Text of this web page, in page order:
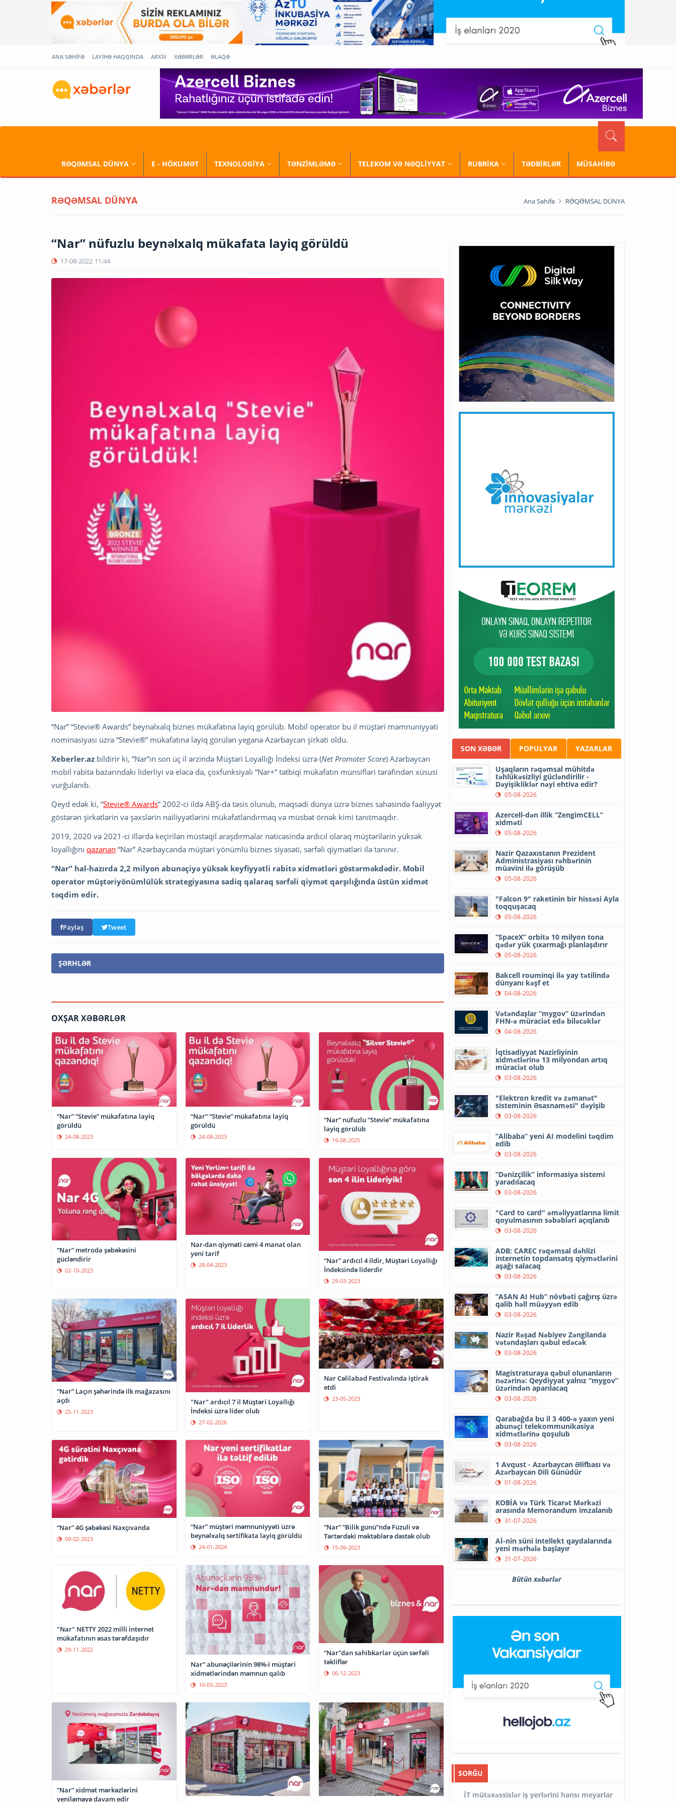
ANA SƏHİFƏ LAYİHƏ HAQQINDA ARXİV XƏBƏRLƏR ƏLAQƏ
RƏQƏMSAL DÜNYA E - HÖKUMƏT TEXNOLOGİYA TƏNZİMLƏMƏ TELEKOM VƏ NƏQLİYYAT RUBRİKA TƏDBİRLƏR MÜSAHİBƏ
RƏQƏMSAL DÜNYA Ana Səhifə RƏQƏMSAL DÜNYA
“Nar” nüfuzlu beynəlxalq mükafata layiq görüldü
17-08-2022 11:44
“Nar” “Stevie® Awards” beynəlxalq biznes mükafatına layiq görülüb. Mobil operator bu il müştəri məmnuniyyəti
nominasiyası üzrə “Stevie®” mükafatına layiq görülən yeganə Azərbaycan şirkəti oldu.
Xeberler.az bildirir ki, “Nar”ın son üç il ərzində Müştəri Loyallığı İndeksi üzrə (Net Promoter Score) Azərbaycan
mobil rabitə bazarındakı liderliyi və eləcə də, çoxfunksiyalı “Nar+” tətbiqi mükafatın münsifləri tərəfindən xüsusi
vurğulanıb.
Qeyd edək ki, “Stevie® Awards” 2002-ci ildə ABŞ-da təsis olunub, məqsədi dünya üzrə biznes sahəsində fəaliyyət
göstərən şirkətlərin və şəxslərin nailiyyətlərini mükafatlandırmaq və müsbət örnək kimi tanıtmaqdır.
2019, 2020 və 2021-ci illərdə keçirilən müstəqil araşdırmalar nəticəsində ardıcıl olaraq müştərilərin yüksək
loyallığını qazanan “Nar” Azərbaycanda müştəri yönümlü biznes siyasəti, sərfəli qiymətləri ilə tanınır.
“Nar” hal-hazırda 2,2 milyon abunəçiyə yüksək keyfiyyətli rabitə xidmətləri göstərməkdədir. Mobil
operator müştəriyönümlülük strategiyasına sadiq qalaraq sərfəli qiymət qarşılığında üstün xidmət
təqdim edir.
Paylaş Tweet
ŞƏRHLƏR
OXŞAR XƏBƏRLƏR
“Nar” “Stevie” mükafatına layiq
görüldü
24-08-2023
“Nar” “Stevie” mükafatına layiq
görüldü
24-08-2023
“Nar” nüfuzlu “Stevie” mükafatına
layiq görülüb
19-08-2025
“Nar” metroda şəbəkəsini
gücləndirir
02-10-2023
Nar-dan qiyməti cəmi 4 manat olan
yeni tarif
28-04-2023
“Nar” ardıcıl 4 ildir, Müştəri Loyallığı
İndeksində liderdir
29-03-2023
“Nar” Laçın şəhərində ilk mağazasını
açdı
25-11-2023
"Nar" ardıcıl 7 il Müştəri Loyallığı
İndeksi üzrə lider olub
27-02-2026
Nar Cəlilabad Festivalında iştirak
etdi
23-05-2023
“Nar” 4G şəbəkəsi Naxçıvanda
09-02-2023
“Nar” müştəri məmnuniyyəti üzrə
beynəlxalq sertifikata layiq görüldü
24-01-2024
“Nar” “Bilik günü”ndə Füzuli və
Tərtərdəki məktəblərə dəstək olub
15-09-2023
"Nar" NETTY 2022 milli internet
mükafatının əsas tərəfdaşıdır
29-11-2022
Nar” abunəçilərinin 98%-i müştəri
xidmətlərindən məmnun qalıb
10-03-2023
“Nar”dan sahibkarlar üçün sərfəli
təkliflər
06-12-2023
“Nar” xidmət mərkəzlərini
yeniləməyə davam edir
SON XƏBƏR POPULYAR YAZARLAR
Uşaqların rəqəmsal mühitdə
təhlükəsizliyi gücləndirilir -
Dəyişikliklər nəyi ehtiva edir?
05-08-2026
Azercell-dən illik “ZengimCELL”
xidməti
05-08-2026
Nazir Qazaxıstanın Prezident
Administrasiyası rəhbərinin
müavini ilə görüşüb
05-08-2026
"Falcon 9" raketinin bir hissəsi Ayla
toqquşacaq
05-08-2026
“SpaceX” orbitə 10 milyon tona
qədər yük çıxarmağı planlaşdırır
05-08-2026
Bakcell rouminqi ilə yay tətilində
dünyanı kəşf et
04-08-2026
Vətəndaşlar “mygov” üzərindən
FHN-ə müraciət edə biləcəklər
04-08-2026
İqtisadiyyat Nazirliyinin
xidmətlərinə 13 milyondan artıq
müraciət olub
03-08-2026
"Elektron kredit və zəmanət"
sisteminin Əsasnaməsi" dəyişib
03-08-2026
“Alibaba” yeni AI modelini təqdim
edib
03-08-2026
“Dənizçilik” informasiya sistemi
yaradılacaq
03-08-2026
"Card to card" əməliyyatlarına limit
qoyulmasının səbəbləri açıqlanıb
03-08-2026
ADB: CAREC rəqəmsal dəhlizi
internetin topdansatış qiymətlərini
aşağı salacaq
03-08-2026
“ASAN AI Hub” növbəti çağırış üzrə
qalib həll müəyyən edib
03-08-2026
Nazir Rəşad Nəbiyev Zəngilanda
vətəndaşları qəbul edəcək
03-08-2026
Magistraturaya qəbul olunanların
nəzərinə: Qeydiyyat yalnız “mygov”
üzərindən aparılacaq
03-08-2026
Qarabağda bu il 3 400-ə yaxın yeni
abunəçi telekommunikasiya
xidmətlərinə qoşulub
03-08-2026
1 Avqust - Azərbaycan Əlifbası və
Azərbaycan Dili Günüdür
01-08-2026
KOBİA və Türk Ticarət Mərkəzi
arasında Memorandum imzalanıb
31-07-2026
Aİ-nin süni intellekt qaydalarında
yeni mərhələ başlayır
31-07-2026
Bütün xəbərlər
SORĞU
İT mütəxəssislər iş yerlərini hansı meyarlar